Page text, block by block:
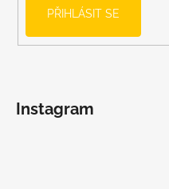
PŘIHLÁSIT SE
Instagram